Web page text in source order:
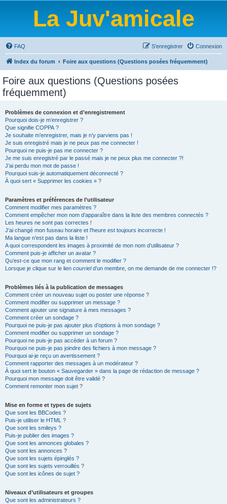
La Juv'amicale
FAQ Connexion
S’enregistrer
Index du forum Foire aux questions (Questions posées fréquemment)
Foire aux questions (Questions posées
fréquemment)
Problèmes de connexion et d’enregistrement
Pourquoi dois-je m’enregistrer ?
Que signifie COPPA ?
Je souhaite m’enregistrer, mais je n’y parviens pas !
Je suis enregistré mais je ne peux pas me connecter !
Pourquoi ne puis-je pas me connecter ?
Je me suis enregistré par le passé mais je ne peux plus me connecter ?!
J’ai perdu mon mot de passe !
Pourquoi suis-je automatiquement déconnecté ?
À quoi sert « Supprimer les cookies » ?
Paramètres et préférences de l’utilisateur
Comment modifier mes paramètres ?
Comment empêcher mon nom d’apparaître dans la liste des membres connectés ?
Les heures ne sont pas correctes !
J’ai changé mon fuseau horaire et l’heure est toujours incorrecte !
Ma langue n’est pas dans la liste !
A quoi correspondent les images à proximité de mon nom d’utilisateur ?
Comment puis-je afficher un avatar ?
Qu’est-ce que mon rang et comment le modifier ?
Lorsque je clique sur le lien courrield’un membre, on me demande de me connecter !?
Problèmes liés à la publication de messages
Comment créer un nouveau sujet ou poster une réponse ?
Comment modifier ou supprimer un message ?
Comment ajouter une signature à mes messages ?
Comment créer un sondage ?
Pourquoi ne puis-je pas ajouter plus d’options à mon sondage ?
Comment modifier ou supprimer un sondage ?
Pourquoi ne puis-je pas accéder à un forum ?
Pourquoi ne puis-je pas joindre des fichiers à mon message ?
Pourquoi ai-je reçu un avertissement ?
Comment rapporter des messages à un modérateur ?
À quoi sert le bouton « Sauvegarder » dans la page de rédaction de message ?
Pourquoi mon message doit être validé ?
Comment remonter mon sujet ?
Mise en forme et types de sujets
Que sont les BBCodes ?
Puis-je utiliser le HTML ?
Que sont les smileys ?
Puis-je publier des images ?
Que sont les annonces globales ?
Que sont les annonces ?
Que sont les sujets épinglés ?
Que sont les sujets verrouillés ?
Que sont les icônes de sujet ?
Niveaux d’utilisateurs et groupes
Que sont les administrateurs ?